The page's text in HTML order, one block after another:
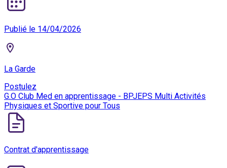
Publié le 14/04/2026
La Garde
Postulez
G.O Club Med en apprentissage - BPJEPS Multi Activités
Physiques et Sportive pour Tous
Contrat d'apprentissage